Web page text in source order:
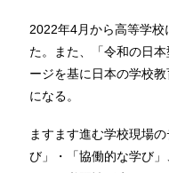
2022年4月から高等学
た。また、「令和の日
ージを基に日本の学校
になる。
ますます進む学校現場
び」・「協働的な学び